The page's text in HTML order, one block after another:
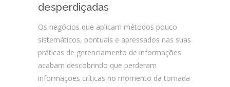
desperdiçadas
Os negócios que aplicam métodos pouco
sistemáticos, pontuais e apressados nas suas
práticas de gerenciamento de informações
acabam descobrindo que perderam
informações críticas no momento da tomada